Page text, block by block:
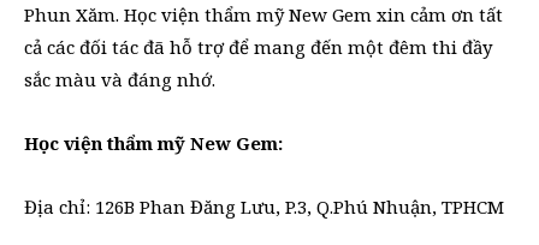
Phun Xăm. Học viện thẩm mỹ New Gem xin cảm ơn tất
cả các đối tác đã hỗ trợ để mang đến một đêm thi đầy
sắc màu và đáng nhớ.
Học viện thẩm mỹ New Gem:
Địa chỉ: 126B Phan Đăng Lưu, P.3, Q.Phú Nhuận, TPHCM